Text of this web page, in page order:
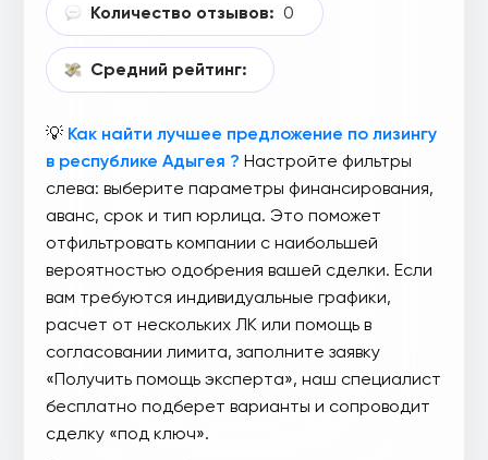
Количество отзывов: 0
Средний рейтинг:
💡 Как найти лучшее предложение по лизингу
в республике Адыгея ? Настройте фильтры
слева: выберите параметры финансирования,
аванс, срок и тип юрлица. Это поможет
отфильтровать компании с наибольшей
вероятностью одобрения вашей сделки. Если
вам требуются индивидуальные графики,
расчет от нескольких ЛК или помощь в
согласовании лимита, заполните заявку
«Получить помощь эксперта», наш специалист
бесплатно подберет варианты и сопроводит
сделку «под ключ».